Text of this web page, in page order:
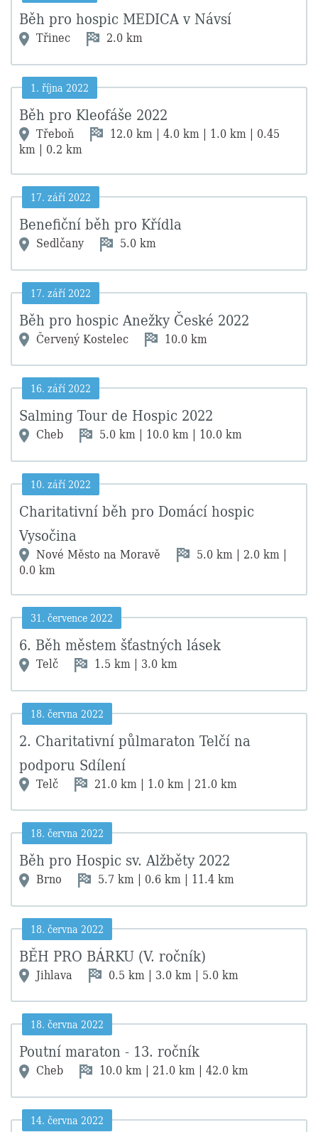
Běh pro hospic MEDICA v Návsí
Třinec 2.0 km
1. října 2022
Běh pro Kleofáše 2022
Třeboň
12.0 km | 4.0 km | 1.0 km | 0.45
km | 0.2 km
17. září 2022
Benefiční běh pro Křídla
Sedlčany 5.0 km
17. září 2022
Běh pro hospic Anežky České 2022
Červený Kostelec 10.0 km
16. září 2022
Salming Tour de Hospic 2022
Cheb 5.0 km | 10.0 km | 10.0 km
10. září 2022
Charitativní běh pro Domácí hospic
Vysočina
Nové Město na Moravě
5.0 km | 2.0 km |
0.0 km
31. července 2022
6. Běh městem šťastných lásek
Telč 1.5 km | 3.0 km
18. června 2022
2. Charitativní půlmaraton Telčí na
podporu Sdílení
Telč 21.0 km | 1.0 km | 21.0 km
18. června 2022
Běh pro Hospic sv. Alžběty 2022
Brno 5.7 km | 0.6 km | 11.4 km
18. června 2022
BĚH PRO BÁRKU (V. ročník)
Jihlava 0.5 km | 3.0 km | 5.0 km
18. června 2022
Poutní maraton - 13. ročník
Cheb 10.0 km | 21.0 km | 42.0 km
14. června 2022